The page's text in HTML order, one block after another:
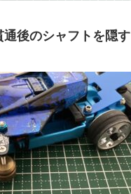
通後のシャフトを隠す